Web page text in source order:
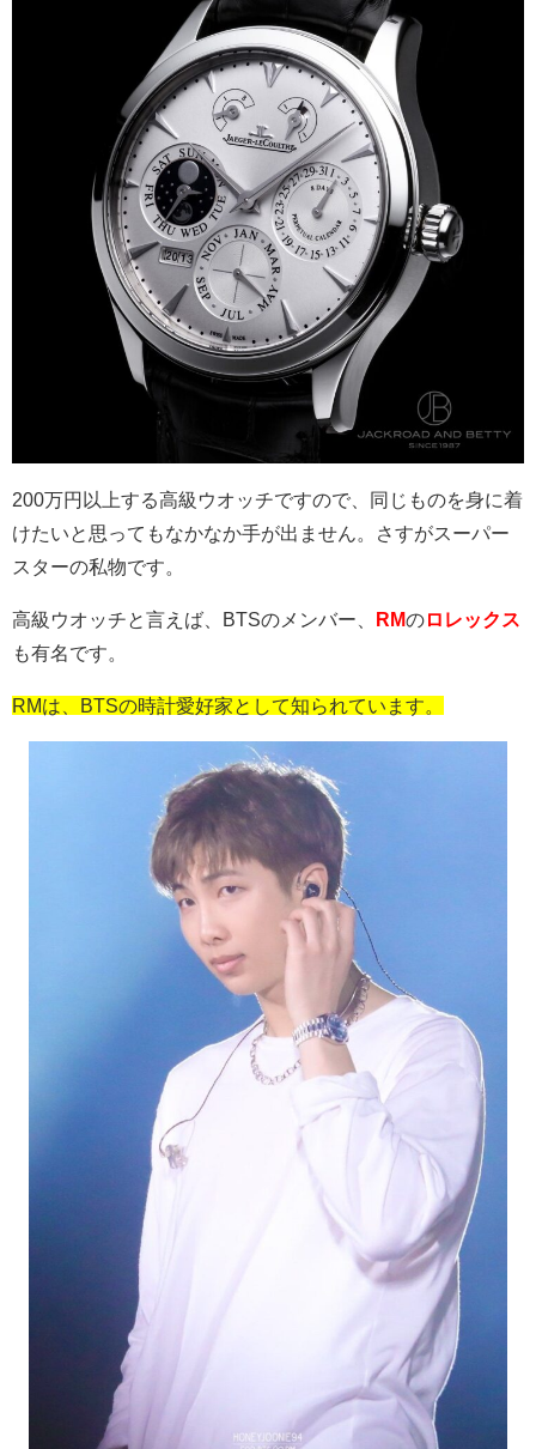
200万円以上する高級ウオッチですので、同じものを身に着
けたいと思ってもなかなか手が出ません。さすがスーパー
スターの私物です。
高級ウオッチと言えば、BTSのメンバー、 RMのロレックス
も有名です。
RMは、BTSの時計愛好家として知られています。